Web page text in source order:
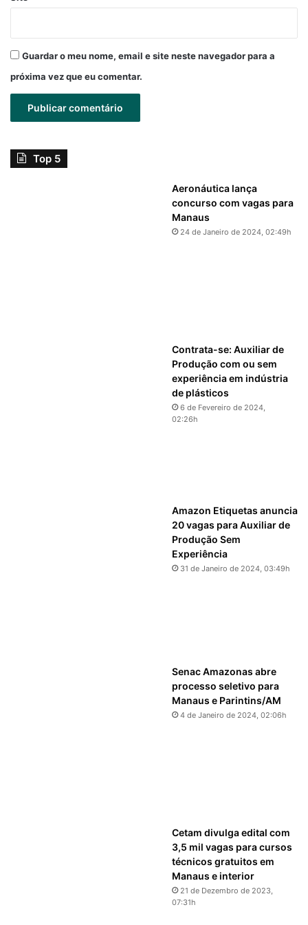
Guardar o meu nome, email e site neste navegador para a
próxima vez que eu comentar.
Top 5
Aeronáutica lança
concurso com vagas para
Manaus
24 de Janeiro de 2024, 02:49h
Contrata-se: Auxiliar de
Produção com ou sem
experiência em indústria
de plásticos
6 de Fevereiro de 2024,
02:26h
Amazon Etiquetas anuncia
20 vagas para Auxiliar de
Produção Sem
Experiência
31 de Janeiro de 2024, 03:49h
Senac Amazonas abre
processo seletivo para
Manaus e Parintins/AM
4 de Janeiro de 2024, 02:06h
Cetam divulga edital com
3,5 mil vagas para cursos
técnicos gratuitos em
Manaus e interior
21 de Dezembro de 2023,
07:31h